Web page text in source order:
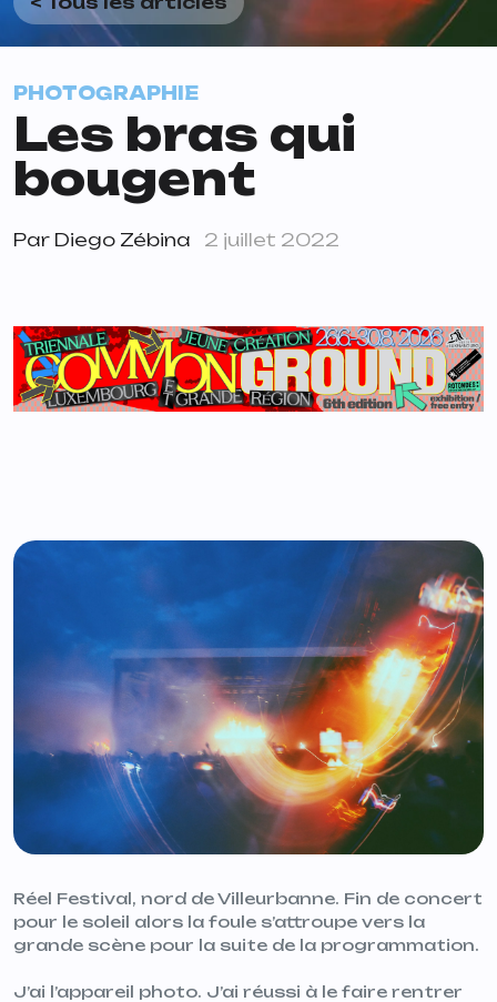
PHOTOGRAPHIE
Les bras qui
bougent
Par Diego Zébina 2 juillet 2022
Réel Festival, nord de Villeurbanne. Fin de concert
pour le soleil alors la foule s’attroupe vers la
grande scène pour la suite de la programmation.
J’ai l’appareil photo. J’ai réussi à le faire rentrer